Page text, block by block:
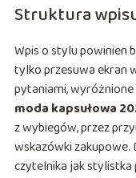
Struktura
Wpis o stylu powinien
tylko przesuwa ekran
pytaniami,
moda kapsułowa
z wybiegów, przez
wskazówki
czytelnika jak stylistka